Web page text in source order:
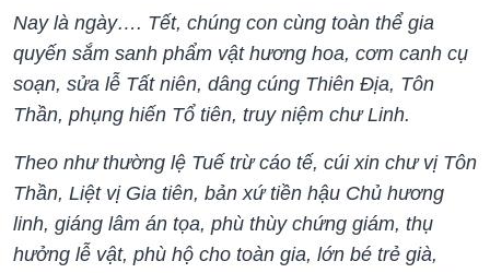
Nay là ngày…. Tết, chúng con cùng toàn thể gia
quyến sắm sanh phẩm vật hương hoa, cơm canh cụ
soạn, sửa lễ Tất niên, dâng cúng Thiên Địa, Tôn
Thần, phụng hiến Tổ tiên, truy niệm chư Linh.
Theo như thường lệ Tuế trừ cáo tế, cúi xin chư vị Tôn
Thần, Liệt vị Gia tiên, bản xứ tiền hậu Chủ hương
linh, giáng lâm án tọa, phù thùy chứng giám, thụ
hưởng lễ vật, phù hộ cho toàn gia, lớn bé trẻ già,